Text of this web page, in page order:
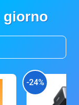
giorno
-24%